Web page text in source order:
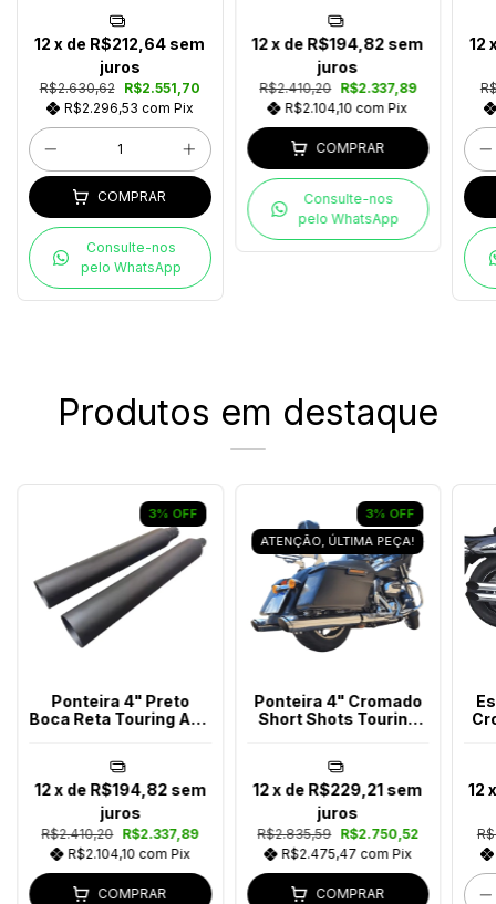
R$2.630,62
R$2.551,70
R$2.296,53 com Pix
12 x de R$212,64 sem
juros
COMPRAR
Consulte-nos
pelo WhatsApp
R$2.410,20 R$2.337,89
R$2.104,10 com Pix
12 x de R$194,82 sem
juros
COMPRAR
Consulte-nos
pelo WhatsApp
12
Produtos em destaque
3% OFF
Ponteira 4" Preto
Boca Reta Touring Ano
R$2.410,20 R$2.337,89
R$2.104,10 com Pix
12x de R$194,82 sem
juros
COMPRAR
3% OFF
ATENÇÃO, ÚLTIMA PEÇA!
Ponteira 4" Cromado
Short Shots Touring
R$2.835,59 R$2.750,52
R$2.475,47 com Pix
12 x de R$229,21 sem
juros
COMPRAR
12